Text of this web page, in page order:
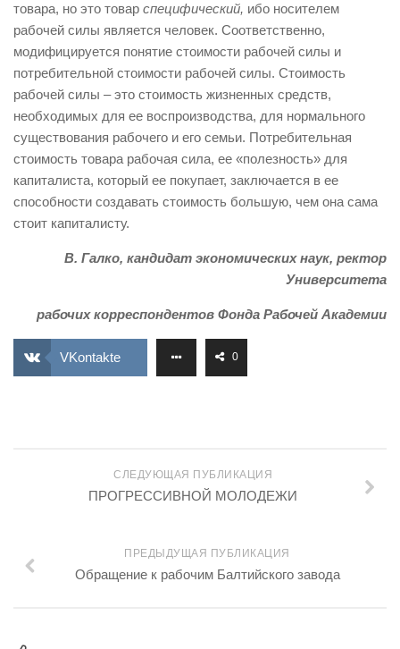
товара, но это товар специфический, ибо носителем
рабочей силы является человек. Соответственно,
модифицируется понятие стоимости рабочей силы и
потребительной стоимости рабочей силы. Стоимость
рабочей силы – это стоимость жизненных средств,
необходимых для ее воспроизводства, для нормального
существования рабочего и его семьи. Потребительная
стоимость товара рабочая сила, ее «полезность» для
капиталиста, который ее покупает, заключается в ее
способности создавать стоимость большую, чем она сама
стоит капиталисту.
В. Галко, кандидат экономических наук, ректор
Университета
рабочих корреспондентов Фонда Рабочей Академии
VKontakte 0
СЛЕДУЮЩАЯ ПУБЛИКАЦИЯ
ПРОГРЕССИВНОЙ МОЛОДЕЖИ
ПРЕДЫДУЩАЯ ПУБЛИКАЦИЯ
Обращение к рабочим Балтийского завода